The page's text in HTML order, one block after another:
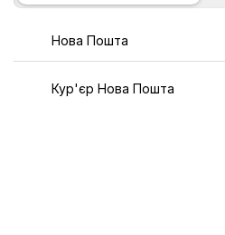
Нова Пошта
Кур'єр Нова Пошта